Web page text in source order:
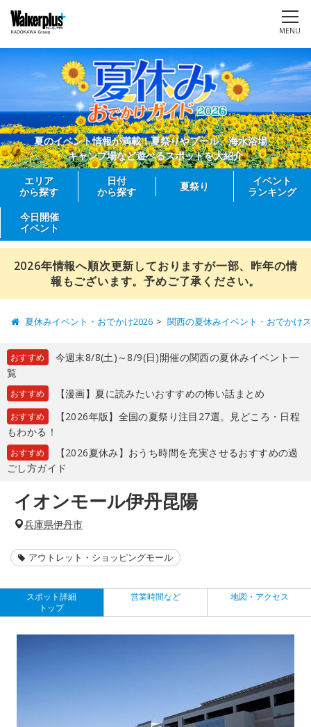
MENU
夏のイベント情報が満載！夏祭りやプール、海水浴場、
キャンプ場など遊べるスポットを大紹介
エリア
から探す
日付
から探す
夏祭り
イベント
ランキング
今日開催
イベント
2026年情報へ順次更新しておりますが一部、昨年の情
報もございます。予めご了承ください。
夏休みイベント・おでかけ2026 関西の夏休みイベント・おでかけ
おすすめ
今週末8/8(土)～8/9(日)開催の関西の夏休みイベント一
覧
おすすめ 【漫画】夏に読みたいおすすめの怖い話まとめ
おすすめ
【2026年版】全国の夏祭り注目27選。見どころ・日程
もわかる！
おすすめ
【2026夏休み】おうち時間を充実させるおすすめの過
ごし方ガイド
イオンモール伊丹昆陽
兵庫県伊丹市
アウトレット・ショッピングモール
スポット詳細
トップ
営業時間など 地図・アクセス